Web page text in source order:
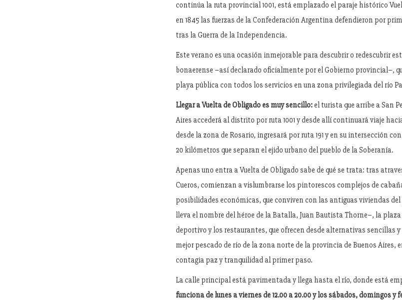
continúa la ruta provincial 1001, está emplazado el paraje histórico
en 1845 las fuerzas de la Confederación Argentina defendieron por
tras la Guerra de la Independencia.
Este verano es una ocasión inmejorable para descubrir o redescubrir
bonaerense –así declarado oficialmente por el Gobierno provincial–,
playa pública con todos los servicios en una zona privilegiada del río
Llegar a Vuelta de Obligado es muy sencillo:el turista que arribe a San
Aires accederá al distrito por ruta 1001 y desde allí continuará viaje
desde la zona de Rosario, ingresará por ruta 191 y en su intersección
20 kilómetros que separan el ejido urbano del pueblo de la Soberanía.
Apenas uno entra a Vuelta de Obligado sabe de qué se trata: tras
Cueros, comienzan a vislumbrarse los pintorescos complejos de
posibilidades económicas, que conviven con las antiguas viviendas del
lleva el nombre del héroe de la Batalla, Juan Bautista Thorne–, la
deportivo y los restaurantes, que ofrecen desde alternativas sencillas
mejor pescado de río de la zona norte de la provincia de Buenos Aires,
contagia paz y tranquilidad al primer paso.
La calle principal está pavimentada y llega hasta el río, donde está
funciona de lunes a viernes de 12.00 a 20.00 y los sábados, domingos y